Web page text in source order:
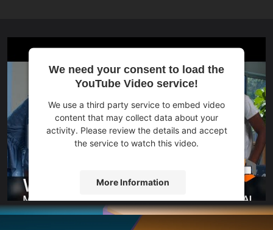
We need your consent to load the
YouTube Video service!
We use a third party service to embed video
content that may collect data about your
activity. Please review the details and accept
the service to watch this video.
More Information
Accept